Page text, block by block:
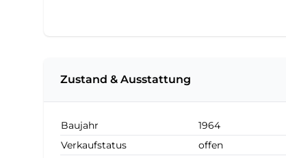
Zustand & Ausstattung
Baujahr
1964
Verkaufstatus
offen